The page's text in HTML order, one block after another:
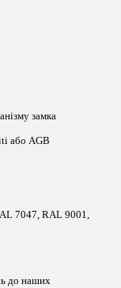
замка
або AGB
7047, RAL 9001,
до наших